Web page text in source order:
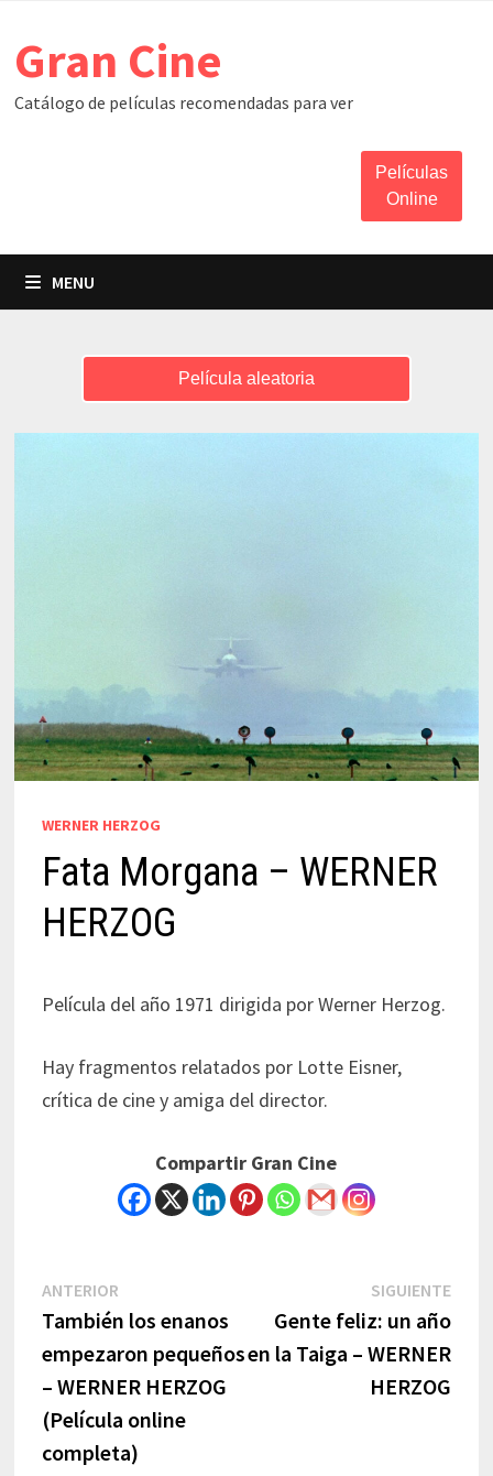
content
Gran Cine
Catálogo de películas recomendadas para ver
Películas
Online
MENU
Película aleatoria
WERNER HERZOG
Fata Morgana – WERNER
HERZOG
Película del año 1971 dirigida por Werner Herzog.
Hay fragmentos relatados por Lotte Eisner,
crítica de cine y amiga del director.
Compartir Gran Cine
Navegación
de
entradas
ANTERIOR
post:
También los enanos
empezaron pequeños
– WERNER HERZOG
(Película online
completa)
SIGUIENTENext
post:
Gente feliz: un año
en la Taiga – WERNER
HERZOG